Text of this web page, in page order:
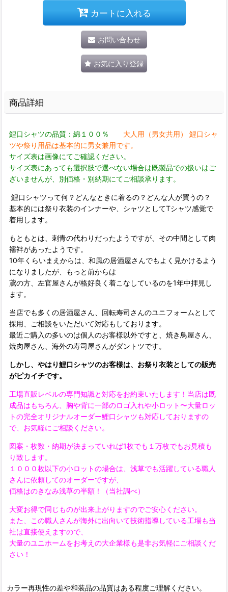
カートに入れる
お問い合わせ
お気に入り登録
商品詳細
鯉口シャツの品質：綿１００％
大人用（男女共用） 鯉口シャ
ツや祭り用品は基本的に男女兼用です。
サイズ表は画像にてご確認ください。
サイズ表にあっても選択肢で選べない場合は既製品での扱いはご
ざいませんが、別価格・別納期にてご相談承ります。
鯉口シャツって何？どんなときに着るの？どんな人が買うの？
基本的には祭り衣装のインナーや、シャツとしてTシャツ感覚で
着用します。
もともとは、刺青の代わりだったようですが、その中間として肉
襦袢があったようです。
10年くらいまえからは、和風の居酒屋さんでもよく見かけるよう
になりましたが、もっと前からは
鳶の方、左官屋さんが格好良く着こなしているのを1年中拝見し
ます。
当店でも多くの居酒屋さん、回転寿司さんのユニフォームとして
採用、ご相談をいただいて対応もしております。
最近ご購入の多いのは個人のお客様以外ですと、焼き鳥屋さん、
焼肉屋さん、海外の寿司屋さんがダントツです。
しかし、やはり鯉口シャツのお客様は、お祭り衣装としての販売
がピカイチです。
工場直販レベルの専門知識と対応をお約束いたします！当店は既
成品はもちろん、胸や背に一部のロゴ入れや小ロット〜大量ロッ
トの完全オリジナルオーダー鯉口シャツも対応しておりますの
で、お気軽にご相談ください。
図案・枚数・納期が決まっていれば1枚でも１万枚でもお見積も
り致します。
１０００枚以下の小ロットの場合は、浅草でも活躍している職人
さんに依頼してのオーダーですが、
価格はのきなみ浅草の半額！（当社調べ）
大変お得で同じものが出来上がりますのでご安心ください。
また、この職人さんが海外に出向いて技術指導している工場も当
社は直接使えますので、
大量のユニホームをお考えの大企業様も是非お気軽にご相談くだ
さい！
カラー再現性の差や和装品の品質はある程度ご理解ください。